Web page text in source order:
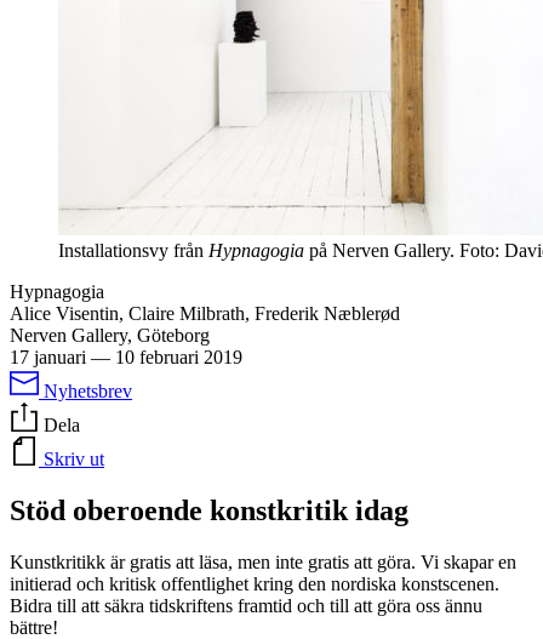
Installationsvy från Hypnagogia på Nerven Gallery. Foto:
Hypnagogia
Alice Visentin, Claire Milbrath, Frederik Næblerød
Nerven Gallery, Göteborg
17 januari — 10 februari 2019
Nyhetsbrev
Dela
Skriv ut
Stöd oberoende konstkritik idag
Kunstkritikk är gratis att läsa, men inte gratis att göra. Vi skapar en
initierad och kritisk offentlighet kring den nordiska konstscenen.
Bidra till att säkra tidskriftens framtid och till att göra oss ännu
bättre!